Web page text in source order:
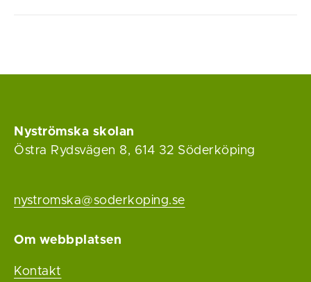
Nyströmska skolan
Östra Rydsvägen 8, 614 32 Söderköping
nystromska@soderkoping.se
Om webbplatsen
Kontakt